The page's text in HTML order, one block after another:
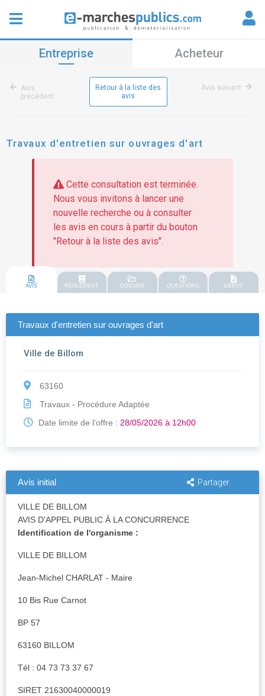
Entreprise Acheteur
Avis
précédent
Retour à la liste des
avis
Avis suivant
Travaux d'entretien sur ouvrages d'art
Cette consultation est terminée.
Nous vous invitons à lancer une
nouvelle recherche ou à consulter
les avis en cours à partir du bouton
"Retour à la liste des avis".
AVIS REGLEMENT DOSSIER QUESTIONS DEPOT
Travaux d'entretien sur ouvrages d'art
Ville de Billom
63160
Travaux - Procédure Adaptée
Date limite de l'offre : 28/05/2026 à 12h00
Avis initial Partager
VILLE DE BILLOM
AVIS D'APPEL PUBLIC À LA CONCURRENCE
Identification de l'organisme :
VILLE DE BILLOM
Jean-Michel CHARLAT - Maire
10 Bis Rue Carnot
BP 57
63160 BILLOM
Tél : 04 73 73 37 67
SIRET 21630040000019